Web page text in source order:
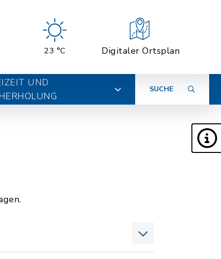
23 °C Digitaler Ortsplan
UND
SUCHE